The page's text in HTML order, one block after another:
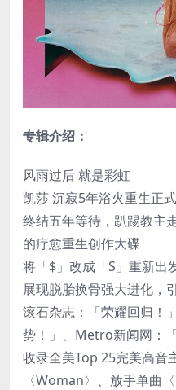
专辑介绍：
风雨过后 就是彩虹
凯莎 沉寂5年浴火重生正
终结五年等待，趴踢教主
的疗愈重生创作大碟
将「$」改成「S」重新出
展现脱胎换骨强大进化，
滚石杂志：「荣耀回归！
势！」、Metro新闻网：
收录全美Top 25完美高音
〈Woman〉、放手单曲